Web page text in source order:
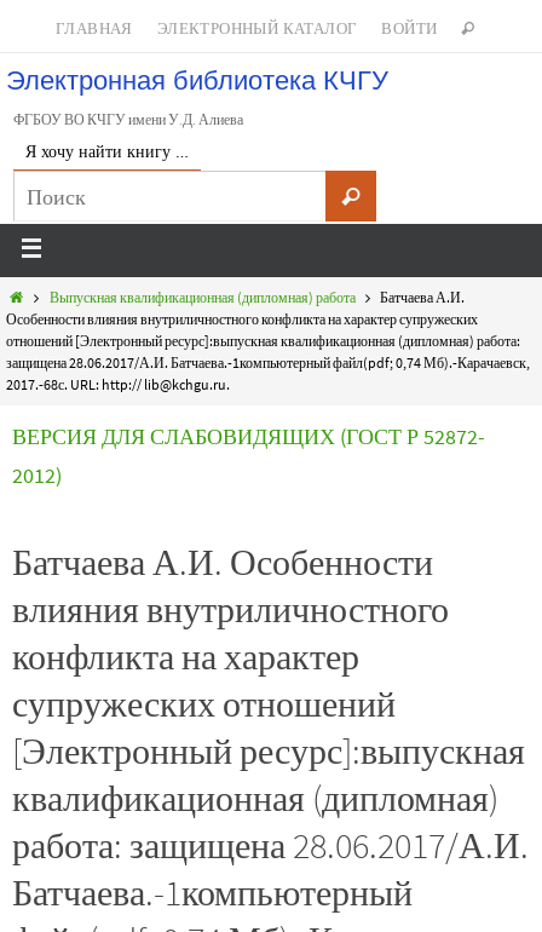
ГЛАВНАЯ ЭЛЕКТРОННЫЙ КАТАЛОГ ВОЙТИ
Электронная библиотека КЧГУ
ФГБОУ ВО КЧГУ имени У.Д. Алиева
Я хочу найти книгу …
Выпускная квалификационная (дипломная) работа
Батчаева А.И.
Особенности влияния внутриличностного конфликта на характер супружеских
отношений [Электронный ресурс]:выпускная квалификационная (дипломная) работа:
защищена 28.06.2017/А.И. Батчаева.-1компьютерный файл(pdf; 0,74 Мб).-Карачаевск,
2017.-68с. URL: http:// lib@kchgu.ru.
ВЕРСИЯ ДЛЯ СЛАБОВИДЯЩИХ (ГОСТ Р 52872-
2012)
Батчаева А.И. Особенности
влияния внутриличностного
конфликта на характер
супружеских отношений
[Электронный ресурс]:выпускная
квалификационная (дипломная)
работа: защищена 28.06.2017/А.И.
Батчаева.-1компьютерный